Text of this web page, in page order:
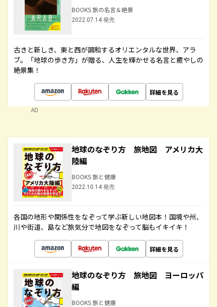
BOOKS 旅の名言＆絶景
2022.07.14 発売
古きと新しき、東と西が調和するオリエンタルな世界、アラ
ブ。「地球の歩き方」が贈る、人生を輝かせる名言と癒やしの
絶景集！
詳細を見る
AD
地球のなぞり方 旅地図 アメリカ大
陸編
BOOKS 旅と健康
2022.10.14 発売
各国の地形や関係性をなぞって学ぶ新しい地図本！国境や州、
川や街道、島など旅気分で地図をなぞって脳もイキイキ！
詳細を見る
地球のなぞり方 旅地図 ヨーロッパ
編
BOOKS 旅と健康